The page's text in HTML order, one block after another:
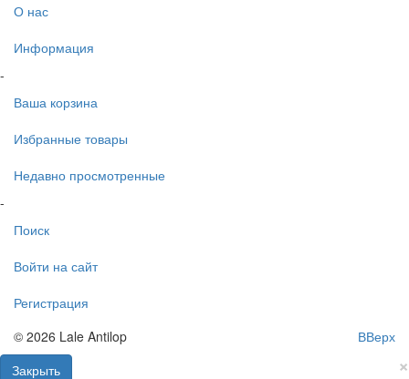
О нас
Информация
-
Ваша корзина
Избранные товары
Недавно просмотренные
-
Поиск
Войти на сайт
Регистрация
ВВерх
© 2026 Lale Antilop
×
Закрыть